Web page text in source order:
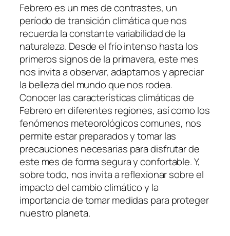
Febrero es un mes de contrastes, un
período de transición climática que nos
recuerda la constante variabilidad de la
naturaleza. Desde el frío intenso hasta los
primeros signos de la primavera, este mes
nos invita a observar, adaptarnos y apreciar
la belleza del mundo que nos rodea.
Conocer las características climáticas de
Febrero en diferentes regiones, así como los
fenómenos meteorológicos comunes, nos
permite estar preparados y tomar las
precauciones necesarias para disfrutar de
este mes de forma segura y confortable. Y,
sobre todo, nos invita a reflexionar sobre el
impacto del cambio climático y la
importancia de tomar medidas para proteger
nuestro planeta.